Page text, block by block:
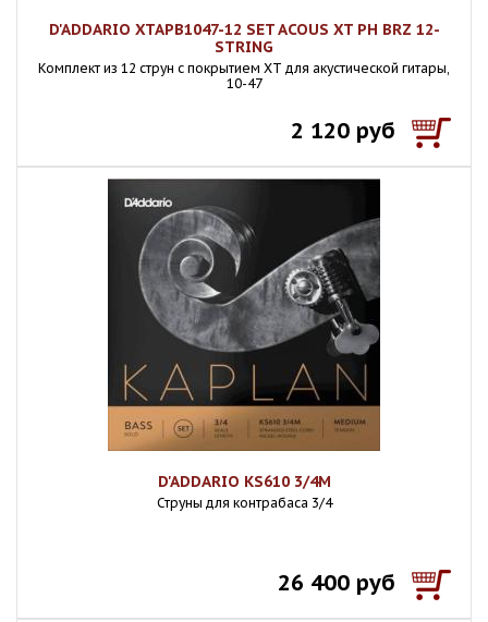
D'ADDARIO XTAPB1047-12 SET ACOUS XT PH BRZ 12-
STRING
Комплект из 12 струн с покрытием XT для акустической гитары,
10-47
2 120 руб
D'ADDARIO KS610 3/4M
Струны для контрабаса 3/4
26 400 руб